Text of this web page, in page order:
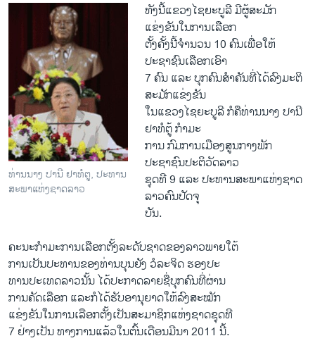
ທ່ານນາງ ປານີ ຢາທໍຕູ, ປະທານ
ສະພາແຫ່ງຊາດລາວ
ທັງ​ນີ້ແຂວງ​ໄຊ​ຍະ​ບູລີ ມີ​ຜູ້​ສະມັກ​
ແຂ່ງຂັນ​ໃນ​ການ​ເລືອກ
ຕັ້ງຄັ້ງນີ້ຈຳນວນ 10 ຄົນເພື່ອ​ໃຫ້​
ປະຊາຊົນ​ເລືອກ​ເອົາ
7 ຄົນ ​ແລະ ບຸກຄົນ​ສຳຄັນ​ທີ່​ໄດ້​ລົງມະຕິ​
ສະມັກ​ແຂ່ງຂັນ
ໃນ​ແຂວງ​ໄຊຍະ​ບູລີ ກໍ​ຄື​ທ່ານ​ນາງ ປານີ
ຢາ​ທໍ​ຕູ້ ກໍາມະ
ການ ກົມ​ການ​ເມືອງ​ສູນ​ກາງ​ພັກ​
ປະຊາຊົນ​ປະຕິວັດ​ລາວ
ຊຸດ​ທີ 9 ​ແລະ ປະທານ​ສະພາ​ແຫ່ງ​ຊາດ​
ລາວ​ຄົນ​ປັດຈຸ
ບັນ.
ຄະນະກໍາມະການເລືອກຕັ້ງລະດັບຊາດຂອງລາວພາຍໃຕ້
ການເປັນປະທານຂອງທ່ານບຸນຍັງ ວໍລະຈິດ ຮອງປະ
ທານປະເທດລາວນັ້ນ ໄດ້ປະກາດລາຍຊື່ບຸກຄົນທີ່ຜ່ານ
ການຄັດເລືອກ ແລະກໍໄດ້ຮັບອານຸຍາດໃຫ້ລົງສະໝັກ
ແຂ່ງຂັນໃນການເລືອກຕັ້ງເປັນສະມາຊິກແຫ່ງຊາດຊຸດທີ
7 ຢ່າງເປັນ ທາງການແລ້ວໃນຕົ້ນເດືອນມີນາ 2011 ນີ້.